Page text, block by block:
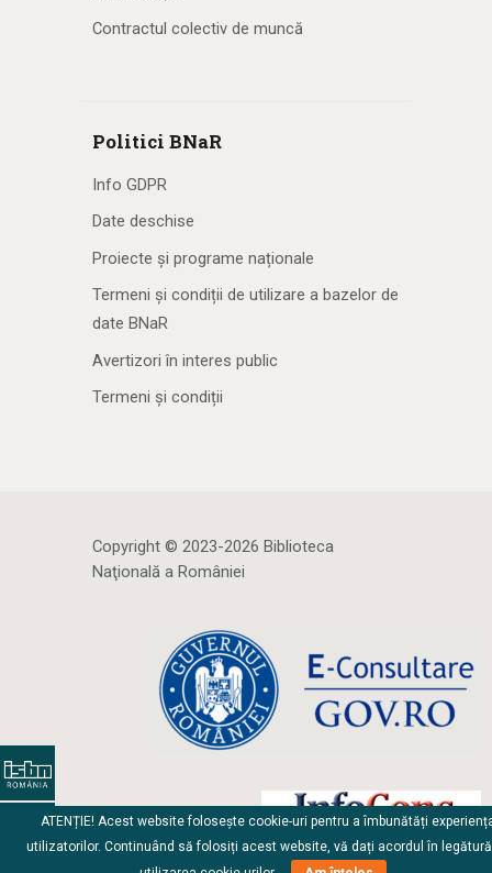
Contractul colectiv de muncă
Politici BNaR
Info GDPR
Date deschise
Proiecte și programe naționale
Termeni și condiții de utilizare a bazelor de
date BNaR
Avertizori în interes public
Termeni și condiții
Copyright © 2023-2026 Biblioteca
Naţională a României
ATENȚIE! Acest website folosește cookie-uri pentru a îmbunătăți
utilizatorilor. Continuând să folosiți acest website, vă dați acordul în